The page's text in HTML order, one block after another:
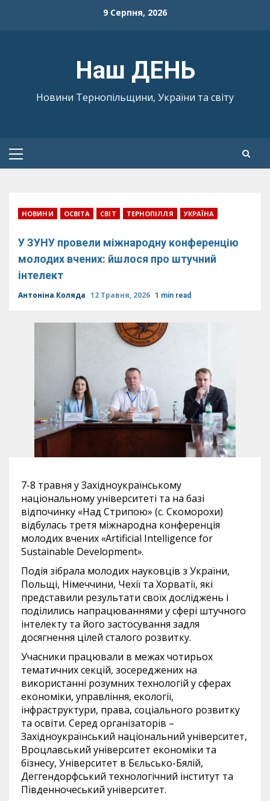
9 Серпня, 2026
Наш ДЕНЬ
Новини Тернопільщини, України та світу
Primary
НОВИНИ ОСВІТА СВІТ ТЕРНОПІЛЛЯ УКРАЇНА
У ЗУНУ провели міжнародну конференцію
молодих вчених: йшлося про штучний
інтелект
Антоніна Коляда 12 Травня, 2026 1 min read
7-8 травня у Західноукраїнському
національному університеті та на базі
відпочинку «Над Стрипою» (с. Скоморохи)
відбулась третя міжнародна конференція
молодих вчених«Artificial Intelligence for
Sustainable Development».
Подія зібрала молодих науковців з України,
Польщі, Німеччини, Чехії та Хорватії, які
представили результати своїх досліджень і
поділились напрацюваннями у сфері штучного
інтелекту та його застосування задля
досягнення цілей сталого розвитку.
Учасники працювали в межах чотирьох
тематичних секцій, зосереджених на
використанні розумних технологій у сферах
економіки, управління, екології,
інфраструктури, права, соціального розвитку
та освіти. Серед організаторів –
Західноукраїнський національний університет,
Вроцлавський університет економіки та
бізнесу, Університет в Бєльсько-Бялій,
Деггендорфський технологічний інститут та
Південночеський університет.